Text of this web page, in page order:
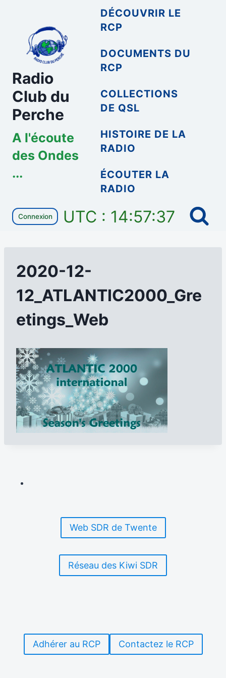
contenu
Radio
Club du
Perche
A l'écoute
des Ondes
...
DÉCOUVRIR LE
RCP
DOCUMENTS DU
RCP
COLLECTIONS
DE QSL
HISTOIRE DE LA
RADIO
ÉCOUTER LA
RADIO
Connexion UTC : 14:57:37
2020-12-
12_ATLANTIC2000_Gre
etings_Web
Web SDR de Twente
Réseau des Kiwi SDR
Adhérer au RCP Contactez le RCP